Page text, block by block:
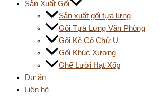
Sản Xuất Gối
Sản xuất gối tựa lưng
Gối Tựa Lưng Văn Phòng
Gối Kê Cổ Chữ U
Gối Khúc Xương
Ghế Lười Hạt Xốp
Dự án
Liên hệ